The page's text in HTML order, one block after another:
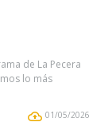
de La Pecera
lo más
01/05/2026